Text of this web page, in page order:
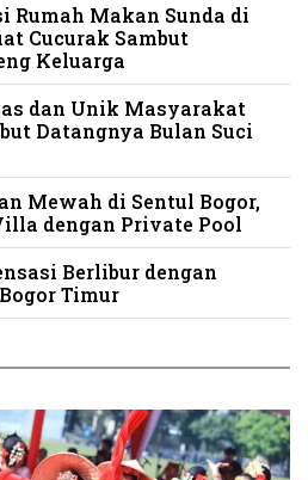
Rumah Makan Sunda di
Cucurak Sambut
Keluarga
dan Unik Masyarakat
Datangnya Bulan Suci
Mewah di Sentul Bogor,
dengan Private Pool
Berlibur dengan
Timur